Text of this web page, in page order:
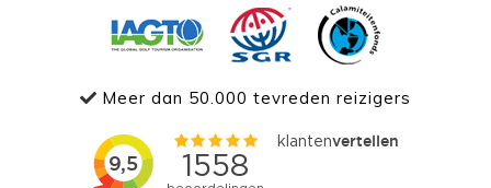
Meer dan 50.000 tevreden reizigers